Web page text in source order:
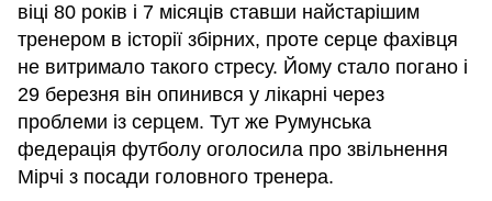
віці 80 років і 7 місяців ставши найстарішим
тренером в історії збірних, проте серце фахівця
не витримало такого стресу. Йому стало погано і
29 березня він опинився у лікарні через
проблеми із серцем. Тут же Румунська
федерація футболу оголосила про звільнення
Мірчі з посади головного тренера.